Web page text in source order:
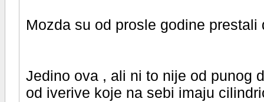
Mozda su od prosle godine
Jedino ova , ali ni to nije od punog
od iverive koje na sebi imaju